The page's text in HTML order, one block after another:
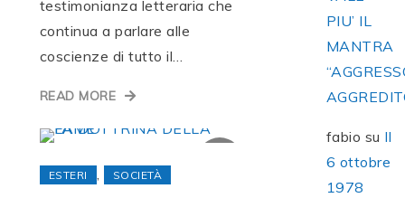
testimonianza letteraria che
continua a parlare alle
coscienze di tutto il…
READ MORE
ESTERI SOCIETÀ
PIU’ IL
MANTRA
fabio su Il
6 ottobre
1978